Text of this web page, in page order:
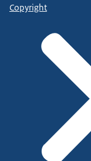
Copyright